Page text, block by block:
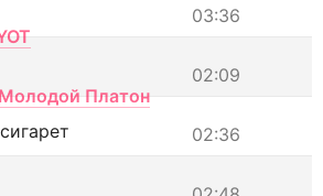
03:36
02:09
Молодой Платон
02:36